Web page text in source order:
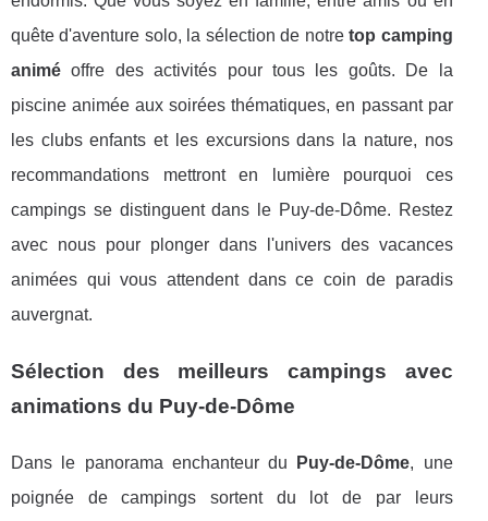
quête d'aventure solo, la sélection de notretop camping
animé offre des activités pour tous les goûts. De la
piscine animée aux soirées thématiques, en passant par
les clubs enfants et les excursions dans la nature, nos
recommandations mettront en lumière pourquoi ces
campings se distinguent dans le Puy-de-Dôme. Restez
avec nous pour plonger dans l'univers des vacances
animées qui vous attendent dans ce coin de paradis
auvergnat.
Sélection des meilleurs campings avec
animations du Puy-de-Dôme
Dans le panorama enchanteur du Puy-de-Dôme, une
poignée de campings sortent du lot de par leurs